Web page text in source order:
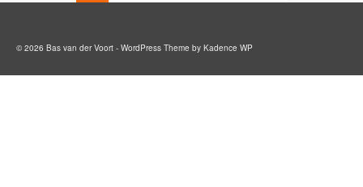
© 2026 Bas van der Voort - WordPress Theme by Kadence WP